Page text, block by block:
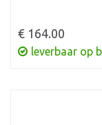
€ 164.00
leverbaar op